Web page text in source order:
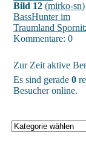
Bild 12 (mirko-sn)
BassHunter im
Traumland
Kommentare: 0
Zur Zeit aktive
Es sind gerade 0
Besucher online.